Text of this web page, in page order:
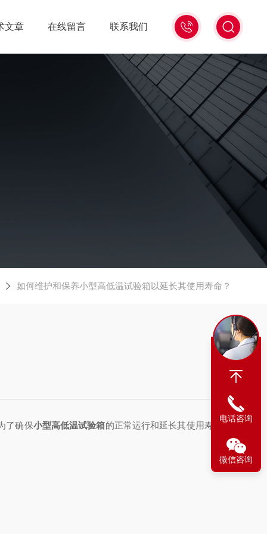
13439477936
文章 在线留言 联系我们
如何维护和保养小型高低温试验箱以延长其使用寿命？
了确保小型高低温试验箱的正常运行和延长其使用寿命，
电话咨询
微信咨询